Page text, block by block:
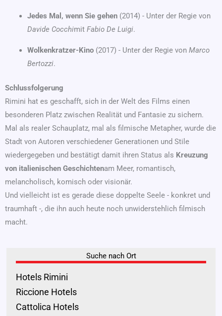
Jedes Mal, wenn Sie gehen (2014) - Unter der Regie von
Davide Cocchimit Fabio De Luigi.
Wolkenkratzer-Kino (2017) - Unter der Regie von Marco
Bertozzi.
Schlussfolgerung
Rimini hat es geschafft, sich in der Welt des Films einen
besonderen Platz zwischen Realität und Fantasie zu sichern.
Mal als realer Schauplatz, mal als filmische Metapher, wurde die
Stadt von Autoren verschiedener Generationen und Stile
wiedergegeben und bestätigt damit ihren Status als Kreuzung
von italienischen Geschichtenam Meer, romantisch,
melancholisch, komisch oder visionär.
Und vielleicht ist es gerade diese doppelte Seele - konkret und
traumhaft -, die ihn auch heute noch unwiderstehlich filmisch
macht.
Suche nach Ort
Hotels Rimini
Riccione Hotels
Cattolica Hotels